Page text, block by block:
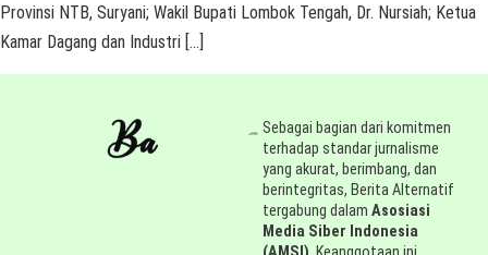
Provinsi NTB, Suryani; Wakil Bupati Lombok Tengah, Dr. Nursiah; Ketua
Kamar Dagang dan Industri […]
Sebagai bagian dari komitmen
terhadap standar jurnalisme
yang akurat, berimbang, dan
berintegritas, Berita Alternatif
tergabung dalamAsosiasi
Media Siber Indonesia